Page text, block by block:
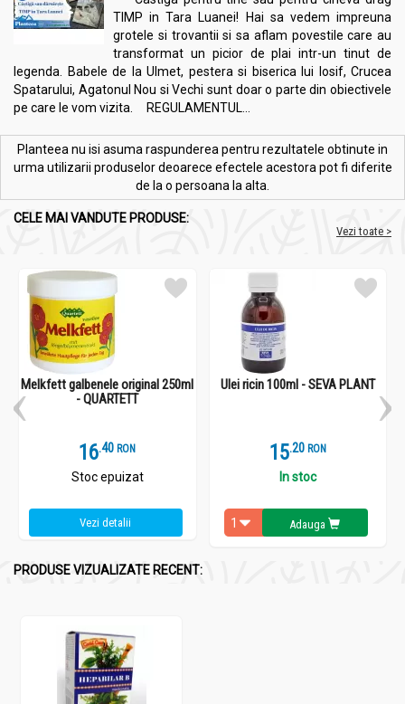
TIMP in Tara Luanei! Hai sa vedem impreuna
grotele si trovantii si sa aflam povestile care au
transformat un picior de plai intr-un tinut de
legenda. Babele de la Ulmet, pestera si biserica lui Iosif, Crucea
Spatarului, Agatonul Nou si Vechi sunt doar o parte din obiectivele
pe care le vom vizita. REGULAMENTUL...
Planteea nu isi asuma raspunderea pentru rezultatele obtinute in
urma utilizarii produselor deoarece efectele acestora pot fi diferite
de la o persoana la alta.
CELE MAI VANDUTE PRODUSE:
Vezi toate >
Melkfett galbenele original 250ml
- QUARTETT
16.4 RON
Stoc epuizat
Vezi detalii
Ulei ricin 100ml - SEVA PLANT
15.2 RON
In stoc
Adauga
PRODUSE VIZUALIZATE RECENT: